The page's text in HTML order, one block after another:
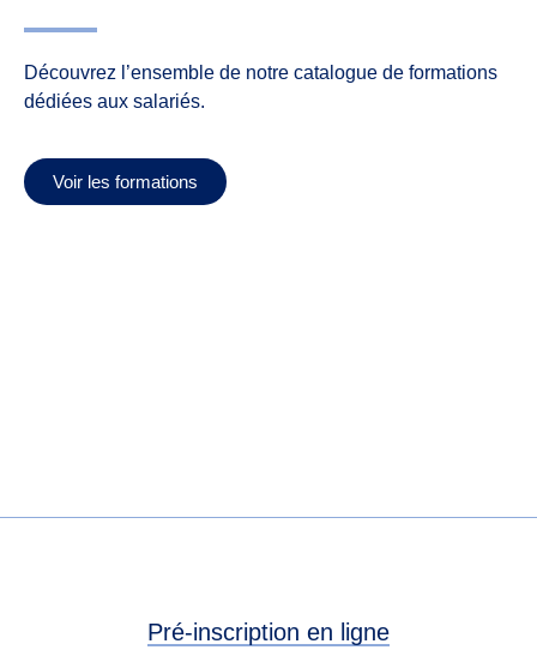
Découvrez l’ensemble de notre catalogue de formations
dédiées aux salariés.
Voir les formations
Pré-inscription en ligne